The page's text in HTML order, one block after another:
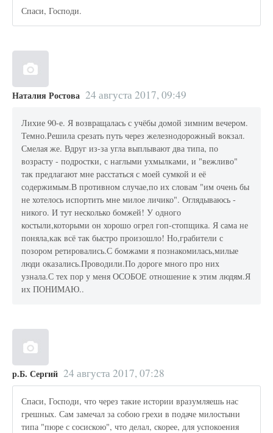
Спаси, Господи.
Наталия Ростова 24 августа 2017, 09:49
Лихие 90-е. Я возвращалась с учёбы домой зимним вечером.
Темно.Решила срезать путь через железнодорожный вокзал.
Смелая же. Вдруг из-за угла выплывают два типа, по
возрасту - подростки, с наглыми ухмылками, и "вежливо"
так предлагают мне расстаться с моей сумкой и её
содержимым.В противном случае,по их словам "им очень бы
не хотелось испортить мне милое личико". Оглядываюсь -
никого. И тут несколько бомжей! У одного
костыли,которыми он хорошо огрел гоп-стопщика. Я сама не
поняла,как всё так быстро произошло! Но,грабители с
позором ретировались.С бомжами я познакомилась,милые
люди оказались.Проводили.По дороге много про них
узнала.С тех пор у меня ОСОБОЕ отношение к этим людям.Я
их ПОНИМАЮ..
р.Б. Сергий 24 августа 2017, 07:28
Спаси, Господи, что через такие истории вразумляешь нас
грешных. Сам замечал за собою грехи в подаче милостыни
типа "пюре с сосискою", что делал, скорее, для успокоения